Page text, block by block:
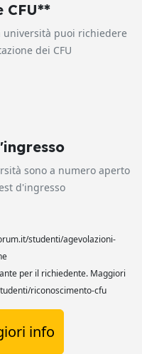
CFU**
università puoi richiedere
dei CFU
sono a numero aperto
d'ingresso
studenti/agevolazioni-
per il richiedente. Maggiori
riconoscimento-cfu
info